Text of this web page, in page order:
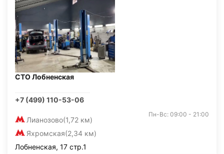
СТО Лобненская
+7 (499) 110-53-06
Лианозово(1,72 км)
Яхромская(2,34 км)
Пн-Вс: 09:00 - 21:00
Лобненская, 17 стр.1